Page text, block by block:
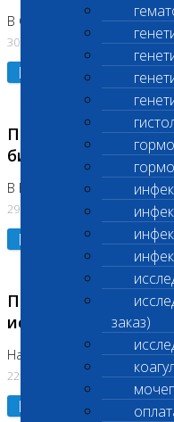
заказ)
В Сколково. Код
30.07.2026
Подробнее
Приостановлено
биохимических
В Бутово 29.07.26
29.07.2026
Подробнее
Приостановлено
исследований
На Нагорной. Код (
22.07.2026
Подробнее